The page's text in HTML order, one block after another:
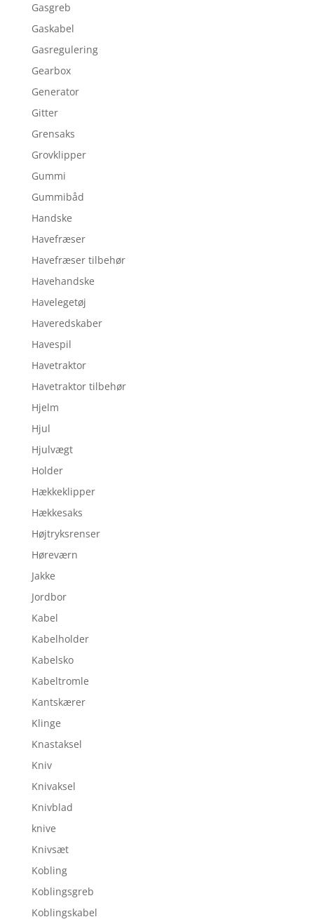
Gasgreb
Gaskabel
Gasregulering
Gearbox
Generator
Gitter
Grensaks
Grovklipper
Gummi
Gummibåd
Handske
Havefræser
Havefræser tilbehør
Havehandske
Havelegetøj
Haveredskaber
Havespil
Havetraktor
Havetraktor tilbehør
Hjelm
Hjul
Hjulvægt
Holder
Hækkeklipper
Hækkesaks
Højtryksrenser
Høreværn
Jakke
Jordbor
Kabel
Kabelholder
Kabelsko
Kabeltromle
Kantskærer
Klinge
Knastaksel
Kniv
Knivaksel
Knivblad
knive
Knivsæt
Kobling
Koblingsgreb
Koblingskabel